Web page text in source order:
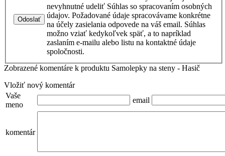
Odoslať
nevyhnutné udeliť Súhlas so spracovaním osobných
údajov. Požadované údaje spracovávame konkrétne
na účely zasielania odpovede na váš email. Súhlas
možno vziať kedykoľvek späť, a to napríklad
zaslaním e-mailu alebo listu na kontaktné údaje
spoločnosti.
Zobrazené komentáre k produktu Samolepky na steny - Hasič
Vložiť nový komentár
Vaše
meno
email
komentár